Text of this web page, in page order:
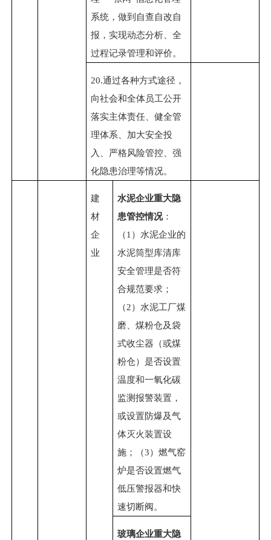
系统，做到自查自改自
报，实现动态分析、全
过程记录管理和评价。
20.通过各种方式途径，
向社会和全体员工公开
落实主体责任、健全管
理体系、加大安全投
入、严格风险管控、强
化隐患治理等情况。
建
材
企
业
水泥企业重大隐
患管控情况：
（1）水泥企业的
水泥筒型库清库
安全管理是否符
合规范要求；
（2）水泥工厂煤
磨、煤粉仓及袋
式收尘器（或煤
粉仓）是否设置
温度和一氧化碳
监测报警装置，
或设置防爆及气
体灭火装置设
施；（3）燃气窑
炉是否设置燃气
低压警报器和快
速切断阀。
玻璃企业重大隐